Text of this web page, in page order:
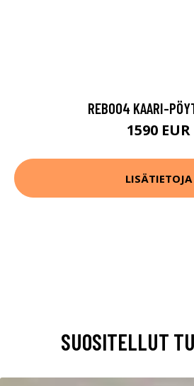
REB004 KAARI-
1590 EUR
LISÄTIETOJA
SUOSITELLUT